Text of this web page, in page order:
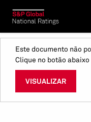
Este documento não
Clique no botão
VISUALIZAR